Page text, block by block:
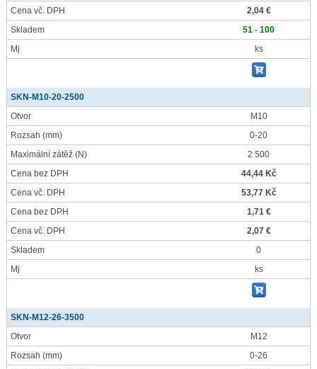
Cena vč. DPH
2,04 €
Skladem
51 - 100
Mj
ks
SKN-M10-20-2500
Otvor
M10
Rozsah (mm)
0-20
Maximální zátěž (N)
2 500
Cena bez DPH
44,44 Kč
Cena vč. DPH
53,77 Kč
Cena bez DPH
1,71 €
Cena vč. DPH
2,07 €
Skladem
0
Mj
ks
SKN-M12-26-3500
Otvor
M12
Rozsah (mm)
0-26